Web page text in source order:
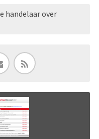
handelaar over